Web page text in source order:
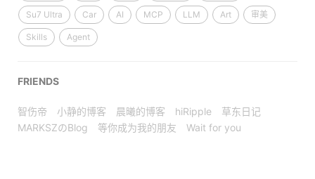
Su7 Ultra Car AI MCP LLM Art 审美
Skills Agent
FRIENDS
智伤帝 小静的博客 晨曦的博客 hiRipple
草东日记
MARKSZのBlog
等你成为我的朋友 Wait for you